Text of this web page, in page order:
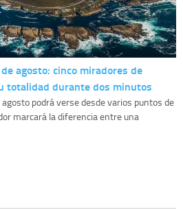
agosto: cinco miradores de
totalidad durante dos minutos
podrá verse desde varios puntos de
marcará la diferencia entre una